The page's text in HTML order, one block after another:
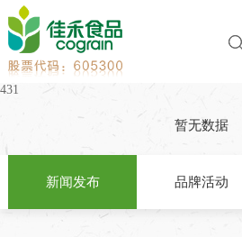
431
暂无数据
新闻发布 品牌活动